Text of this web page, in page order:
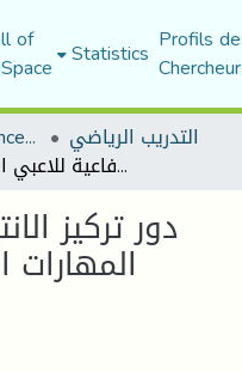
of Statistics Profils
Institute of Sports Sciences and Techniques التدريب الرياضي
دور تركيز الانتباه في تحسين بعض المهارات الدفاعية للاعبي الكرة الطائرة
دور تركيز
المهارات